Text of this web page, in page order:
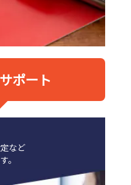
ポート
など
。